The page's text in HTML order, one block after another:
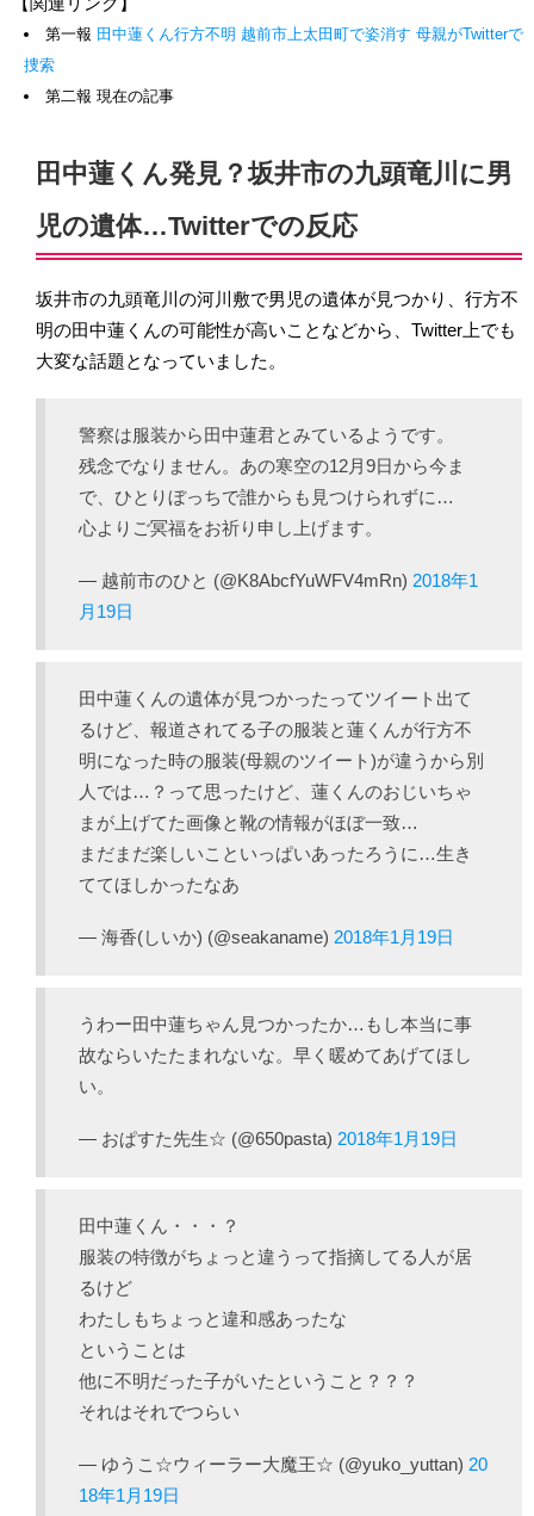
第一報 田中蓮くん行方不明 越前市上太田町で姿消す 母親がTwitterで
捜索
第二報 現在の記事
田中蓮くん発見？坂井市の九頭竜川に男
児の遺体…Twitterでの反応
坂井市の九頭竜川の河川敷で男児の遺体が見つかり、行方不
明の田中蓮くんの可能性が高いことなどから、Twitter上でも
大変な話題となっていました。
警察は服装から田中蓮君とみているようです。
残念でなりません。あの寒空の12月9日から今ま
で、ひとりぼっちで誰からも見つけられずに…
心よりご冥福をお祈り申し上げます。
— 越前市のひと (@K8AbcfYuWFV4mRn) 2018年1
月19日
田中蓮くんの遺体が見つかったってツイート出て
るけど、報道されてる子の服装と蓮くんが行方不
明になった時の服装(母親のツイート)が違うから別
人では…？って思ったけど、蓮くんのおじいちゃ
まが上げてた画像と靴の情報がほぼ一致…
まだまだ楽しいこといっぱいあったろうに…生き
ててほしかったなあ
— 海香(しいか) (@seakaname) 2018年1月19日
うわー田中蓮ちゃん見つかったか…もし本当に事
故ならいたたまれないな。早く暖めてあげてほし
い。
— おぱすた先生☆ (@650pasta) 2018年1月19日
田中蓮くん・・・？
服装の特徴がちょっと違うって指摘してる人が居
るけど
わたしもちょっと違和感あったな
ということは
他に不明だった子がいたということ？？？
それはそれでつらい
— ゆうこ☆ウィーラー大魔王☆ (@yuko_yuttan) 20
18年1月19日